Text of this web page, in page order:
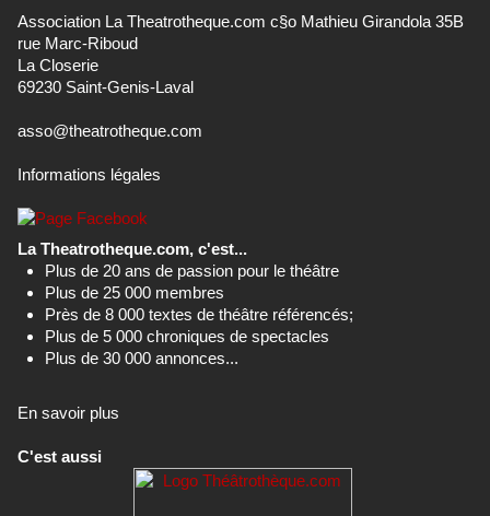
Association La Theatrotheque.com c§o Mathieu Girandola 35B
rue Marc-Riboud
La Closerie
69230 Saint-Genis-Laval
asso@theatrotheque.com
Informations légales
La Theatrotheque.com, c'est...
Plus de 20 ans de passion pour le théâtre
Plus de 25 000 membres
Près de 8 000 textes de théâtre référencés;
Plus de 5 000 chroniques de spectacles
Plus de 30 000 annonces...
En savoir plus
C'est aussi